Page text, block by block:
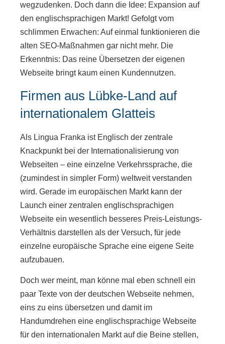
wegzudenken. Doch dann die Idee: Expansion auf
den englischsprachigen Markt! Gefolgt vom
schlimmen Erwachen: Auf einmal funktionieren die
alten SEO-Maßnahmen gar nicht mehr. Die
Erkenntnis: Das reine Übersetzen der eigenen
Webseite bringt kaum einen Kundennutzen.
Firmen aus Lübke-Land auf
internationalem Glatteis
Als Lingua Franka ist Englisch der zentrale
Knackpunkt bei der Internationalisierung von
Webseiten – eine einzelne Verkehrssprache, die
(zumindest in simpler Form) weltweit verstanden
wird. Gerade im europäischen Markt kann der
Launch einer zentralen englischsprachigen
Webseite ein wesentlich besseres Preis-Leistungs-
Verhältnis darstellen als der Versuch, für jede
einzelne europäische Sprache eine eigene Seite
aufzubauen.
Doch wer meint, man könne mal eben schnell ein
paar Texte von der deutschen Webseite nehmen,
eins zu eins übersetzen und damit im
Handumdrehen eine englischsprachige Webseite
für den internationalen Markt auf die Beine stellen,